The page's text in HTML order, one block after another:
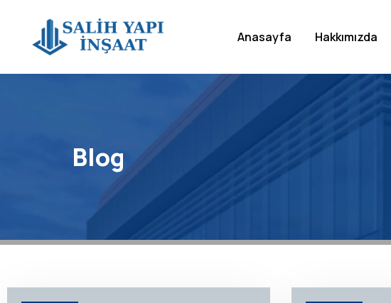
Anasayfa Hakkımızda
Blog